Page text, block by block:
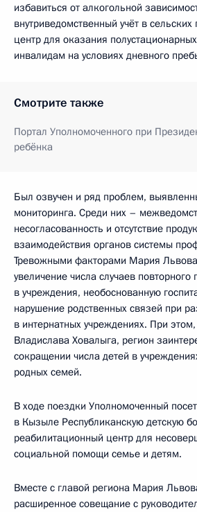
избавиться от алкогольной
внутриведомственный учёт в
центр для оказания
инвалидам на условиях дневного
Смотрите также
Портал Уполномоченного при
ребёнка
Был озвучен и ряд проблем,
мониторинга. Среди них –
несогласованность и отсутствие
взаимодействия органов системы
Тревожными факторами Мария
увеличение числа случаев
в учреждения, необоснованную
нарушение родственных связей при
в интернатных учреждениях. При
Владислава Ховалыга, регион
сокращении числа детей в
родных семей.
В ходе поездки Уполномоченный
в Кызыле Республиканскую детскую
реабилитационный центр для
социальной помощи семье и детям.
Вместе с главой региона Мария
расширенное совещание с